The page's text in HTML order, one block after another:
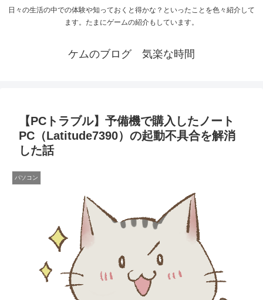
日々の生活の中での体験や知っておくと得かな？といったことを色々紹介して
ます。たまにゲームの紹介もしています。
ケムのブログ 気楽な時間
【PCトラブル】予備機で購入したノート
PC（Latitude7390）の起動不具合を解消
した話
パソコン